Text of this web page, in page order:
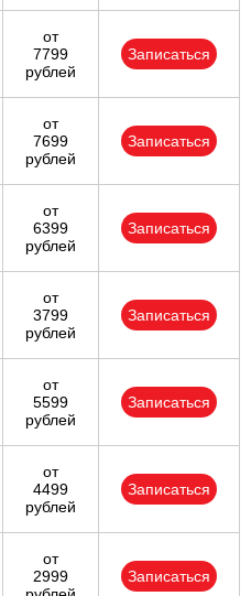
от
7799
рублей
Записаться
от
7699
рублей
Записаться
от
6399
рублей
Записаться
от
3799
рублей
Записаться
от
5599
рублей
Записаться
от
4499
рублей
Записаться
от
2999
Записаться